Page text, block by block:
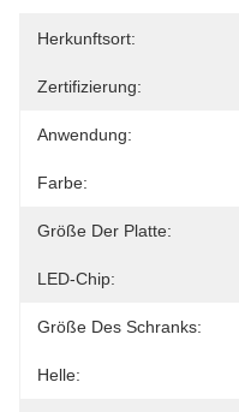
Herkunftsort:
Zertifizierung:
Anwendung:
Farbe:
Größe Der Platte:
LED-Chip:
Größe Des Schranks:
Helle: